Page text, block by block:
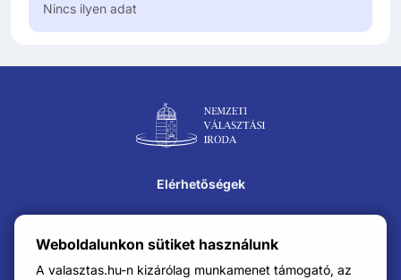
Weboldalunkon sütiket használunk
A valasztas.hu-n kizárólag munkamenet támogató, az
Nincs ilyen adat
Lábléc navigáció
Elérhetőségek
Impresszum